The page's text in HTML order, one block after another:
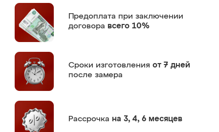
Предоплата при заключении
договора всего 10%
Сроки изготовления от 7 дней
после замера
Рассрочка на 3, 4, 6 месяцев